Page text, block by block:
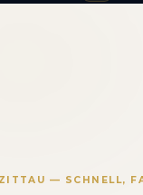
— SCHNELL,